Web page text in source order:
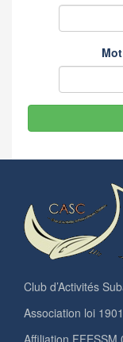
Club d’Activités
Association loi 1901
Affiliation FFESSM